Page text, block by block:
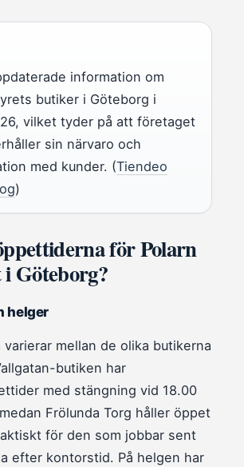
information om
butiker i Göteborg i
vilket tyder på att företaget
sin närvaro och
med kunder. (Tiendeo
)
för Polarn
Göteborg?
helger
mellan de olika butikerna
butiken har
med stängning vid 18.00
Frölunda Torg håller öppet
för den som jobbar sent
efter kontorstid. På helgen har